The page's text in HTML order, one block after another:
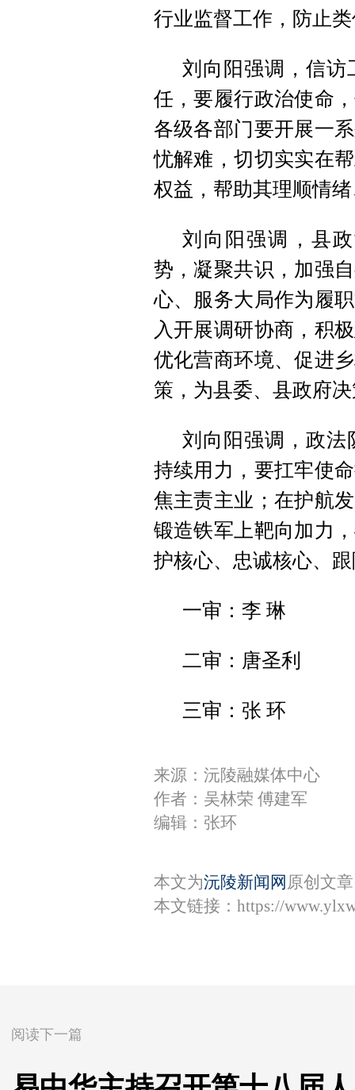
行业监督工作，防止
刘向阳强调，信访
任，要履行政治使命
各级各部门要开展一
忧解难，切切实实在
权益，帮助其理顺情
刘向阳强调，县
势，凝聚共识，加强
心、服务大局作为履
入开展调研协商，积
优化营商环境、促进
策，为县委、县政府
刘向阳强调，政法
持续用力，要扛牢使
焦主责主业；在护航
锻造铁军上靶向加力
护核心、忠诚核心、
一审：李 琳
二审：唐圣利
三审：张 环
来源：沅陵融媒体中心
作者：吴林荣 傅建军
编辑：张环
本文为沅陵新闻网 原创文
本文链接： https://
阅读下一篇